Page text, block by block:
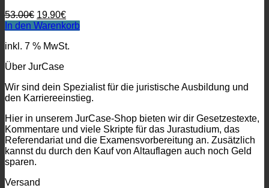
53.00€ Ursprünglicher
Preis
53.00€
19.90€Aktueller
Preis
19.90€.
In den Warenkorb
inkl. 7 % MwSt.
Über JurCase
Wir sind dein Spezialist für die juristische Ausbildung und
den Karriereeinstieg.
Hier in unserem JurCase-Shop bieten wir dir Gesetzestexte,
Kommentare und viele Skripte für das Jurastudium, das
Referendariat und die Examensvorbereitung an. Zusätzlich
kannst du durch den Kauf von Altauflagen auch noch Geld
sparen.
Versand